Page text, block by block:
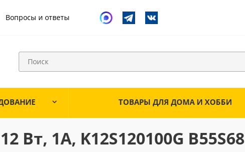
Вопросы и ответы
ТОВАРЫ ДЛЯ ДОМА И ХОББИ
Вт, 1А, K12S120100G B55S68